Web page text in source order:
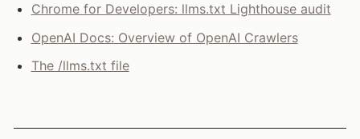
Chrome for Developers: llms.txt Lighthouse audit
OpenAI Docs: Overview of OpenAI Crawlers
The /llms.txt file